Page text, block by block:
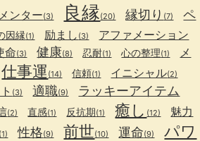
メンター(3) 良縁(20) 縁切り (7)
ペ
因縁(1) 励まし (3) アファメーション
命(3) 健康(8) 忍耐(1) 心の整理(1)
メ
仕事運 (14) 信頼(1) イニシャル(2)
(3) 適職(9) ラッキーアイテム
(2) 直感(1) 反抗期(1) 癒し (12) 魅力
(1) 性格(9) 前世(10) 運命(9)
パワ